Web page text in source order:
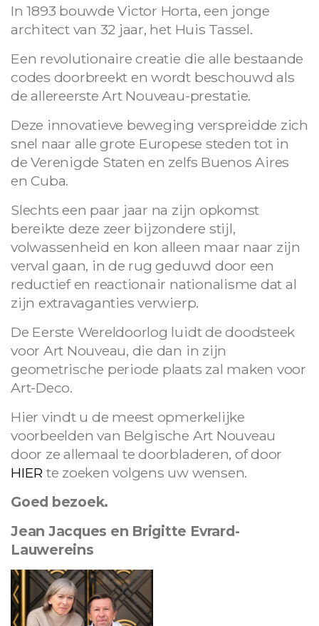
In 1893 bouwde Victor Horta, een jonge
architect van 32 jaar, het Huis Tassel.
Een revolutionaire creatie die alle bestaande
codes doorbreekt en wordt beschouwd als
de allereerste Art Nouveau-prestatie.
Deze innovatieve beweging verspreidde zich
snel naar alle grote Europese steden tot in
de Verenigde Staten en zelfs Buenos Aires
en Cuba.
Slechts een paar jaar na zijn opkomst
bereikte deze zeer bijzondere stijl,
volwassenheid en kon alleen maar naar zijn
verval gaan, in de rug geduwd door een
reductief en reactionair nationalisme dat al
zijn extravaganties verwierp.
De Eerste Wereldoorlog luidt de doodsteek
voor Art Nouveau, die dan in zijn
geometrische periode plaats zal maken voor
Art-Deco.
Hier vindt u de meest opmerkelijke
voorbeelden van Belgische Art Nouveau
door ze allemaal te doorbladeren, of door
HIER te zoeken volgens uw wensen.
Goed bezoek.
Jean Jacques en Brigitte Evrard-
Lauwereins